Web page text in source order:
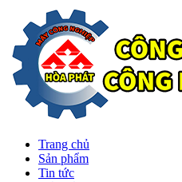
Trang chủ
Sản phẩm
Tin tức